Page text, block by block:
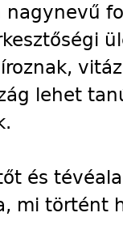
nagynevű
lehet
és
mi történt